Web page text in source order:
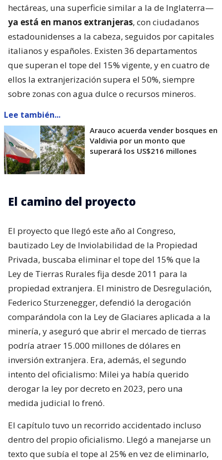
hectáreas, una superficie similar a la de Inglaterra—
ya está en manos extranjeras, con ciudadanos
estadounidenses a la cabeza, seguidos por capitales
italianos y españoles. Existen 36 departamentos
que superan el tope del 15% vigente, y en cuatro de
ellos la extranjerización supera el 50%, siempre
sobre zonas con agua dulce o recursos mineros.
Lee también...
Arauco acuerda vender bosques en
Valdivia por un monto que
superará los US$216 millones
El camino del proyecto
El proyecto que llegó este año al Congreso,
bautizado Ley de Inviolabilidad de la Propiedad
Privada, buscaba eliminar el tope del 15% que la
Ley de Tierras Rurales fija desde 2011 para la
propiedad extranjera. El ministro de Desregulación,
Federico Sturzenegger, defendió la derogación
comparándola con la Ley de Glaciares aplicada a la
minería, y aseguró que abrir el mercado de tierras
podría atraer 15.000 millones de dólares en
inversión extranjera. Era, además, el segundo
intento del oficialismo: Milei ya había querido
derogar la ley por decreto en 2023, pero una
medida judicial lo frenó.
El capítulo tuvo un recorrido accidentado incluso
dentro del propio oficialismo. Llegó a manejarse un
texto que subía el tope al 25% en vez de eliminarlo,